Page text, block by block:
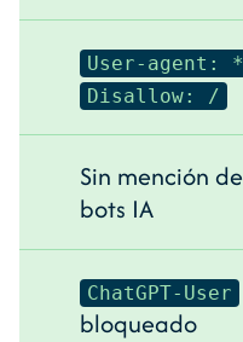
User-agent: *
Disallow: /
Sin mención de
bots IA
ChatGPT-User
bloqueado